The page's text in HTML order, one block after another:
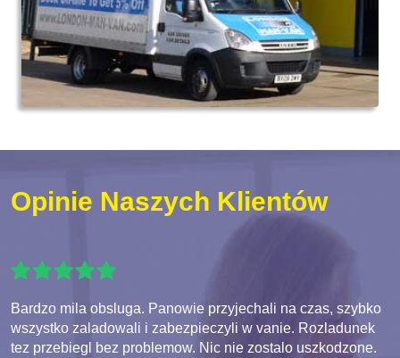
Opinie Naszych Klientów
Bardzo mila obsluga. Panowie przyjechali na czas, szybko
wszystko zaladowali i zabezpieczyli w vanie. Rozladunek
tez przebiegl bez problemow. Nic nie zostalo uszkodzone.